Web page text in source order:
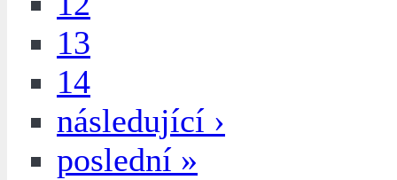
13
14
následující ›
poslední »